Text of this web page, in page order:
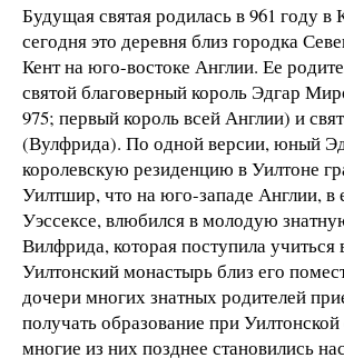
Будущая святая родилась в 961 году в
сегодня это деревня близ городка
Кент на юго-востоке Англии. Ее
святой благоверный король Эдгар
975; первый король всей Англии) и
(Вулфрида). По одной версии, юный
королевскую резиденцию в Уилтоне
Уилтшир, что на юго-западе Англии, в
Уэссексе, влюбился в молодую
Вилфрида, которая поступила учиться
Уилтонский монастырь близ его
дочери многих знатных родителей
получать образование при
многие из них позднее становились